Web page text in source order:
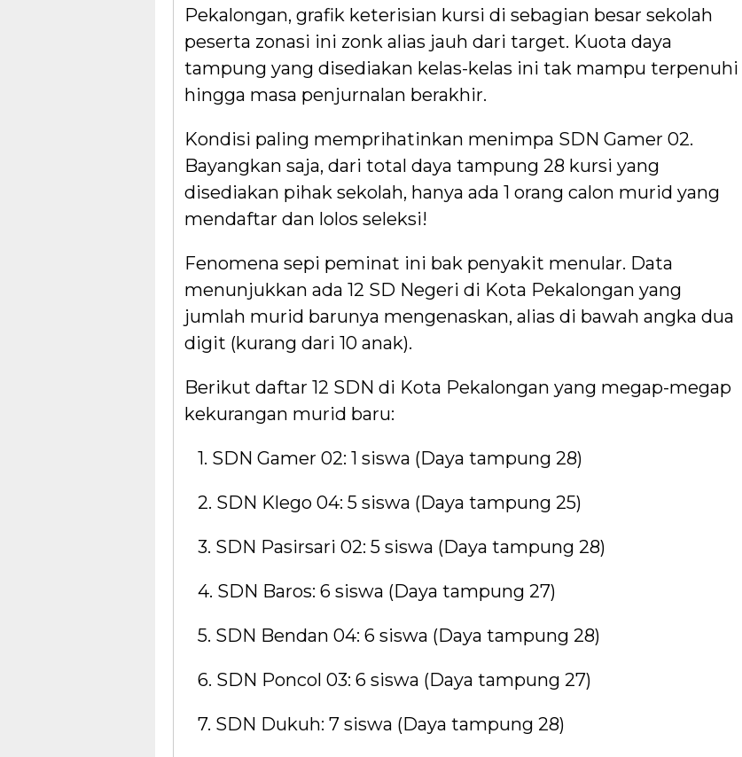
Pekalongan, grafik keterisian kursi di sebagian besar sekolah
peserta zonasi ini zonk alias jauh dari target. Kuota daya
tampung yang disediakan kelas-kelas ini tak mampu terpenuhi
hingga masa penjurnalan berakhir.
Kondisi paling memprihatinkan menimpa SDN Gamer 02.
Bayangkan saja, dari total daya tampung 28 kursi yang
disediakan pihak sekolah, hanya ada 1 orang calon murid yang
mendaftar dan lolos seleksi!
Fenomena sepi peminat ini bak penyakit menular. Data
menunjukkan ada 12 SD Negeri di Kota Pekalongan yang
jumlah murid barunya mengenaskan, alias di bawah angka dua
digit (kurang dari 10 anak).
Berikut daftar 12 SDN di Kota Pekalongan yang megap-megap
kekurangan murid baru:
1. SDN Gamer 02: 1 siswa (Daya tampung 28)
2. SDN Klego 04: 5 siswa (Daya tampung 25)
3. SDN Pasirsari 02: 5 siswa (Daya tampung 28)
4. SDN Baros: 6 siswa (Daya tampung 27)
5. SDN Bendan 04: 6 siswa (Daya tampung 28)
6. SDN Poncol 03: 6 siswa (Daya tampung 27)
7. SDN Dukuh: 7 siswa (Daya tampung 28)